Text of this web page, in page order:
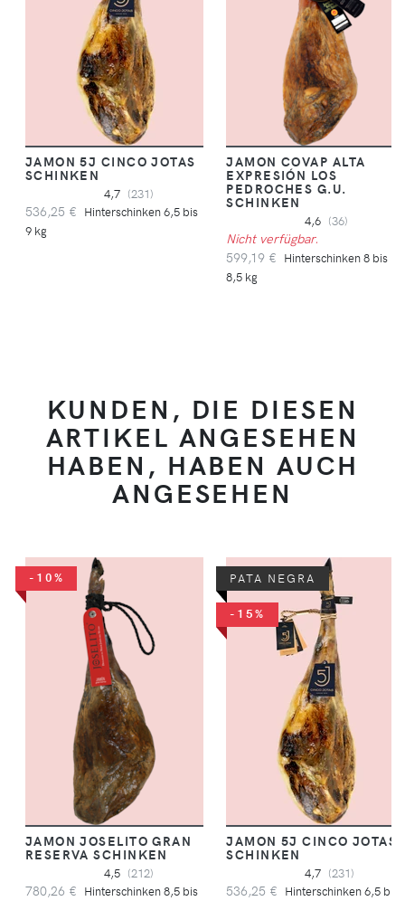
JAMON 5J CINCO JOTAS
SCHINKEN
4,7 (231)
536,25 € Hinterschinken 6,5 bis
9 kg
JAMON COVAP ALTA
EXPRESIÓN LOS
PEDROCHES G.U.
SCHINKEN
4,6 (36)
Nicht verfügbar.
599,19 € Hinterschinken 8 bis
8,5 kg
KUNDEN, DIE DIESEN
ARTIKEL ANGESEHEN
HABEN, HABEN AUCH
ANGESEHEN
-10%
JAMON JOSELITO GRAN
RESERVA SCHINKEN
4,5 (212)
780,26 € Hinterschinken 8,5 bis
PATA NEGRA
-15%
JAMON 5J CINCO JOTAS
SCHINKEN
4,7 (231)
536,25 € Hinterschinken 6,5 bis